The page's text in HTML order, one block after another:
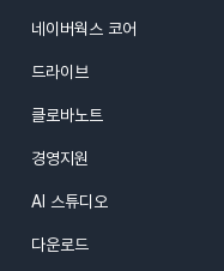
네이버웍스 코어
드라이브
클로바노트
경영지원
AI 스튜디오
다운로드